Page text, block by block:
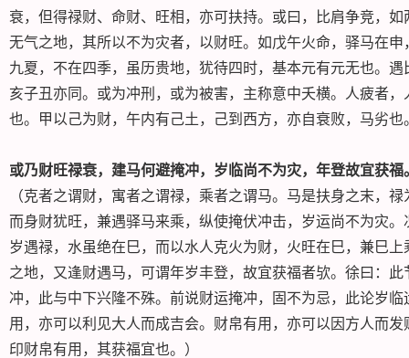
衰，但得禄财、命财、旺相，亦可扶持。或曰，比肩争竞，
无气之地，其所以不为灾者，以财旺。如戊午火命，驿马在
九夏，不在四季，虽历贵地，犹待四时，基本元有元无也。
亥子丑亦同。或为冲刑，或为被害，主称意中夭横。人疲者
也。甲以己为财，午内有己土，己到西方，亦自衰败，马劣
或乃财旺禄衰，建马何避掩冲，岁临尚不为灾，年登故宜获福
（克者之谓财，寓者之谓禄，乘者之谓马。马是扶身之末，
而身财犹旺，兼遇驿马来乘，纵使掩伏冲击，岁运尚不为灾
岁遇禄，水虽绝在巳，而以水人克火为财，火旺在巳，兼巳
之地，又逢财遇马，可谓年岁丰登，故宜获福者欤。徐曰：
冲，此与中下兴隆不殊。前说财运掩冲，固不为忌，此论岁
用，亦可以利见大人而成吉会。财帛有用，亦可以因方人而
印财帛有用，其获福宜也。）